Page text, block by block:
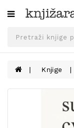
Kategorije
SVEUČILIŠNA
UDŽBENICI
KNJIGE
Knjige